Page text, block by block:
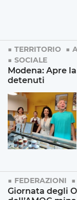
TERRITORIO
SOCIALE
Modena: Apre
detenuti
FEDERAZIONI
Giornata degli